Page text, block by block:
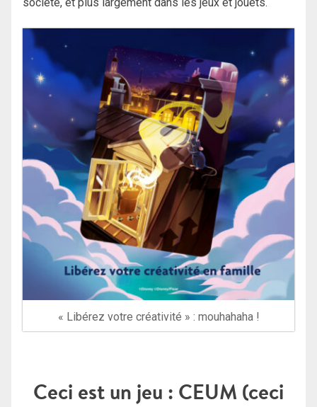
« Libérez votre créativité » : mouhahaha !
Ceci est un jeu : CEUM (ceci